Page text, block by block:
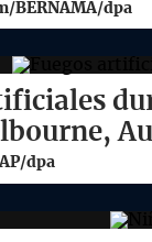
BERNAMA/dpa
dpa